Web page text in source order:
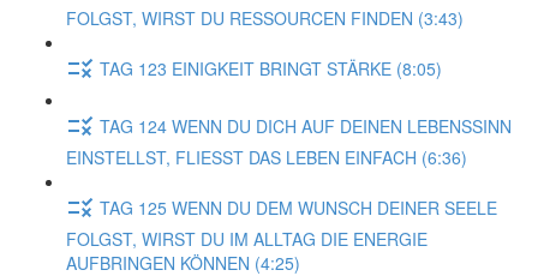
FOLGST, WIRST DU RESSOURCEN FINDEN (3:43)
TAG 123 EINIGKEIT BRINGT STÄRKE (8:05)
TAG 124 WENN DU DICH AUF DEINEN LEBENSSINN
EINSTELLST, FLIESST DAS LEBEN EINFACH (6:36)
TAG 125 WENN DU DEM WUNSCH DEINER SEELE
FOLGST, WIRST DU IM ALLTAG DIE ENERGIE
AUFBRINGEN KÖNNEN (4:25)